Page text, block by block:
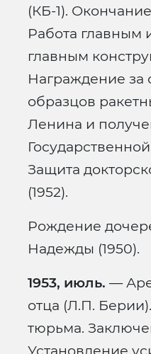
(КБ-1).
Работа главным
главным
Награждение за
образцов
Ленина и
Защита
(1952).
Рождение
Надежды (1950).
1953, июль. —
отца (Л.П.
тюрьма.
Установление